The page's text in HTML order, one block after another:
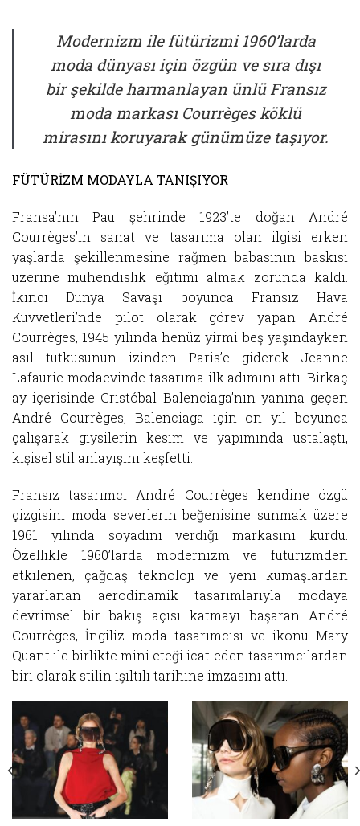
Modernizm ile fütürizmi 1960’larda
moda dünyası için özgün ve sıra dışı
bir şekilde harmanlayan ünlü Fransız
moda markası Courrèges köklü
mirasını koruyarak günümüze taşıyor.
FÜTÜRİZM MODAYLA TANIŞIYOR
Fransa’nın Pau şehrinde 1923’te doğan André
Courrèges’in sanat ve tasarıma olan ilgisi erken
yaşlarda şekillenmesine rağmen babasının baskısı
üzerine mühendislik eğitimi almak zorunda kaldı.
İkinci Dünya Savaşı boyunca Fransız Hava
Kuvvetleri’nde pilot olarak görev yapan André
Courrèges, 1945 yılında henüz yirmi beş yaşındayken
asıl tutkusunun izinden Paris’e giderek Jeanne
Lafaurie modaevinde tasarıma ilk adımını attı. Birkaç
ay içerisinde Cristóbal Balenciaga’nın yanına geçen
André Courrèges, Balenciaga için on yıl boyunca
çalışarak giysilerin kesim ve yapımında ustalaştı,
kişisel stil anlayışını keşfetti.
Fransız tasarımcı André Courrèges kendine özgü
çizgisini moda severlerin beğenisine sunmak üzere
1961 yılında soyadını verdiği markasını kurdu.
Özellikle 1960’larda modernizm ve fütürizmden
etkilenen, çağdaş teknoloji ve yeni kumaşlardan
yararlanan aerodinamik tasarımlarıyla modaya
devrimsel bir bakış açısı katmayı başaran André
Courrèges, İngiliz moda tasarımcısı ve ikonu Mary
Quant ile birlikte mini eteği icat eden tasarımcılardan
biri olarak stilin ışıltılı tarihine imzasını attı.